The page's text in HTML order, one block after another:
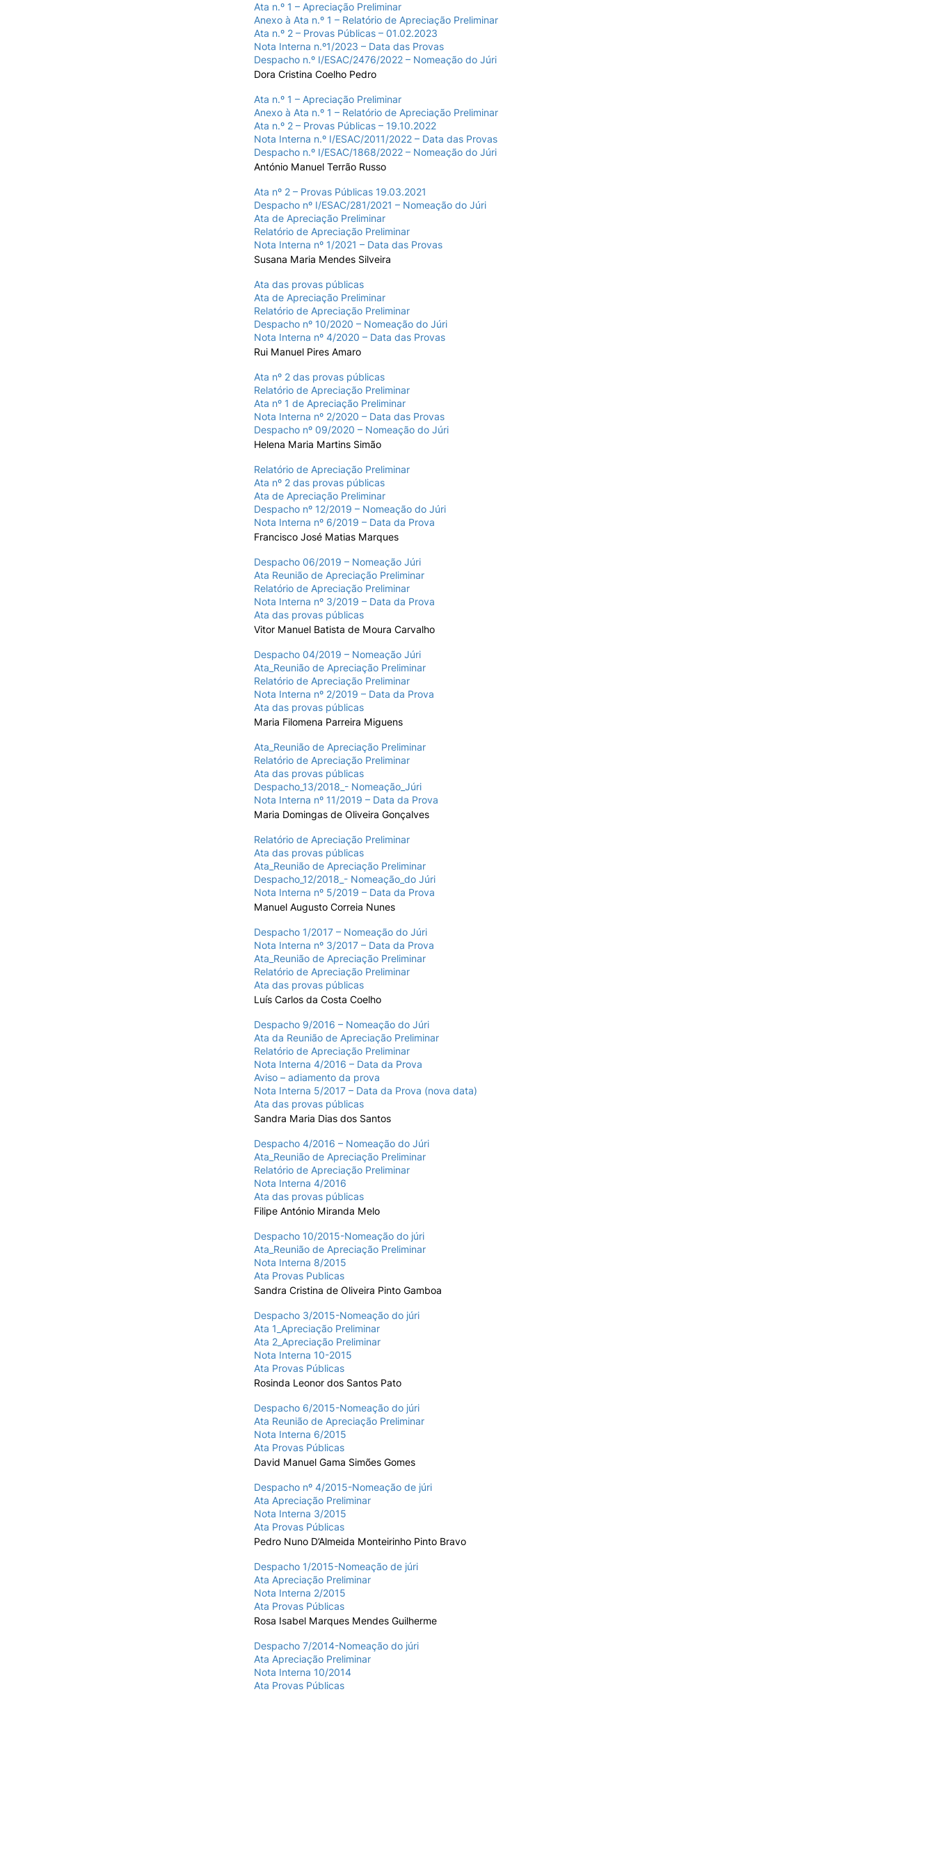
Ata n.º 1 – Apreciação Preliminar
Anexo à Ata n.º 1 – Relatório de Apreciação Preliminar
Ata n.º 2 – Provas Públicas – 01.02.2023
Nota Interna n.º1/2023 – Data das Provas
Despacho n.º I/ESAC/2476/2022 – Nomeação do Júri
Dora Cristina Coelho Pedro
Ata n.º 1 – Apreciação Preliminar
Anexo à Ata n.º 1 – Relatório de Apreciação Preliminar
Ata n.º 2 – Provas Públicas – 19.10.2022
Nota Interna n.º I/ESAC/2011/2022 – Data das Provas
Despacho n.º I/ESAC/1868/2022 – Nomeação do Júri
António Manuel Terrão Russo
Ata nº 2 – Provas Públicas 19.03.2021
Despacho nº I/ESAC/281/2021 – Nomeação do Júri
Ata de Apreciação Preliminar
Relatório de Apreciação Preliminar
Nota Interna nº 1/2021 – Data das Provas
Susana Maria Mendes Silveira
Ata das provas públicas
Ata de Apreciação Preliminar
Relatório de Apreciação Preliminar
Despacho nº 10/2020 – Nomeação do Júri
Nota Interna nº 4/2020 – Data das Provas
Rui Manuel Pires Amaro
Ata nº 2 das provas públicas
Relatório de Apreciação Preliminar
Ata nº 1 de Apreciação Preliminar
Nota Interna nº 2/2020 – Data das Provas
Despacho nº 09/2020 – Nomeação do Júri
Helena Maria Martins Simão
Relatório de Apreciação Preliminar
Ata nº 2 das provas públicas
Ata de Apreciação Preliminar
Despacho nº 12/2019 – Nomeação do Júri
Nota Interna nº 6/2019 – Data da Prova
Francisco José Matias Marques
Despacho 06/2019 – Nomeação Júri
Ata Reunião de Apreciação Preliminar
Relatório de Apreciação Preliminar
Nota Interna nº 3/2019 – Data da Prova
Ata das provas públicas
Vitor Manuel Batista de Moura Carvalho
Despacho 04/2019 – Nomeação Júri
Ata_Reunião de Apreciação Preliminar
Relatório de Apreciação Preliminar
Nota Interna nº 2/2019 – Data da Prova
Ata das provas públicas
Maria Filomena Parreira Miguens
Ata_Reunião de Apreciação Preliminar
Relatório de Apreciação Preliminar
Ata das provas públicas
Despacho_13/2018_- Nomeação_Júri
Nota Interna nº 11/2019 – Data da Prova
Maria Domingas de Oliveira Gonçalves
Relatório de Apreciação Preliminar
Ata das provas públicas
Ata_Reunião de Apreciação Preliminar
Despacho_12/2018_- Nomeação_do Júri
Nota Interna nº 5/2019 – Data da Prova
Manuel Augusto Correia Nunes
Despacho 1/2017 – Nomeação do Júri
Nota Interna nº 3/2017 – Data da Prova
Ata_Reunião de Apreciação Preliminar
Relatório de Apreciação Preliminar
Ata das provas públicas
Luís Carlos da Costa Coelho
Despacho 9/2016 – Nomeação do Júri
Ata da Reunião de Apreciação Preliminar
Relatório de Apreciação Preliminar
Nota Interna 4/2016 – Data da Prova
Aviso – adiamento da prova
Nota Interna 5/2017 – Data da Prova (nova data)
Ata das provas públicas
Sandra Maria Dias dos Santos
Despacho 4/2016 – Nomeação do Júri
Ata_Reunião de Apreciação Preliminar
Relatório de Apreciação Preliminar
Nota Interna 4/2016
Ata das provas públicas
Filipe António Miranda Melo
Despacho 10/2015-Nomeação do júri
Ata_Reunião de Apreciação Preliminar
Nota Interna 8/2015
Ata Provas Publicas
Sandra Cristina de Oliveira Pinto Gamboa
Despacho 3/2015-Nomeação do júri
Ata 1_Apreciação Preliminar
Ata 2_Apreciação Preliminar
Nota Interna 10-2015
Ata Provas Públicas
Rosinda Leonor dos Santos Pato
Despacho 6/2015-Nomeação do júri
Ata Reunião de Apreciação Preliminar
Nota Interna 6/2015
Ata Provas Públicas
David Manuel Gama Simões Gomes
Despacho nº 4/2015-Nomeação de júri
Ata Apreciação Preliminar
Nota Interna 3/2015
Ata Provas Públicas
Pedro Nuno D’Almeida Monteirinho Pinto Bravo
Despacho 1/2015-Nomeação de júri
Ata Apreciação Preliminar
Nota Interna 2/2015
Ata Provas Públicas
Rosa Isabel Marques Mendes Guilherme
Despacho 7/2014-Nomeação do júri
Ata Apreciação Preliminar
Nota Interna 10/2014
Ata Provas Públicas